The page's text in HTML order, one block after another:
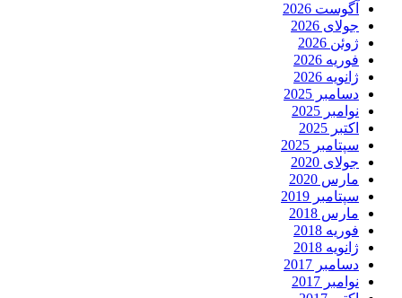
آگوست 2026
جولای 2026
ژوئن 2026
فوریه 2026
ژانویه 2026
دسامبر 2025
نوامبر 2025
اکتبر 2025
سپتامبر 2025
جولای 2020
مارس 2020
سپتامبر 2019
مارس 2018
فوریه 2018
ژانویه 2018
دسامبر 2017
نوامبر 2017